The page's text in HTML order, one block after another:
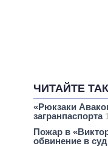
ЧИТАЙТЕ
«Рюкзаки
загранпаспорта
Пожар в
обвинение в суд